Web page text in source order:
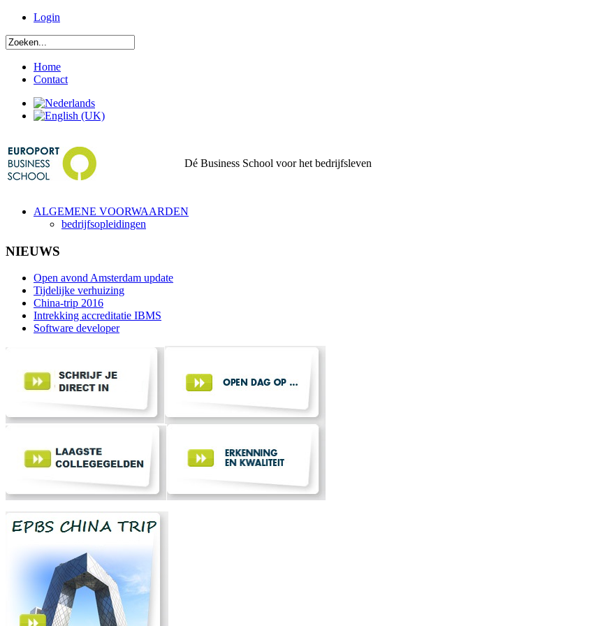
Login
Home
Contact
Dé Business School voor het bedrijfsleven
ALGEMENE VOORWAARDEN
bedrijfsopleidingen
NIEUWS
Open avond Amsterdam update
Tijdelijke verhuizing
China-trip 2016
Intrekking accreditatie IBMS
Software developer